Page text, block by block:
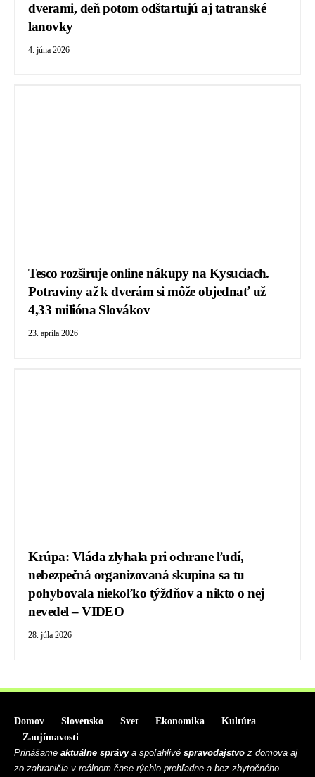
dverami, deň potom odštartujú aj tatranské
lanovky
4. júna 2026
Tesco rozširuje online nákupy na Kysuciach.
Potraviny až k dverám si môže objednať už
4,33 milióna Slovákov
23. apríla 2026
Krúpa: Vláda zlyhala pri ochrane ľudí,
nebezpečná organizovaná skupina sa tu
pohybovala niekoľko týždňov a nikto o nej
nevedel – VIDEO
28. júla 2026
Domov Slovensko Svet Ekonomika
Kultúra
Zaujímavosti
Prinášame aktuálne správya spoľahlivé spravodajstvo z domova aj
zo zahraničia v reálnom čase rýchlo prehľadne a bez zbytočného